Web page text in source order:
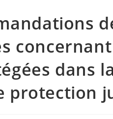
dans
protection